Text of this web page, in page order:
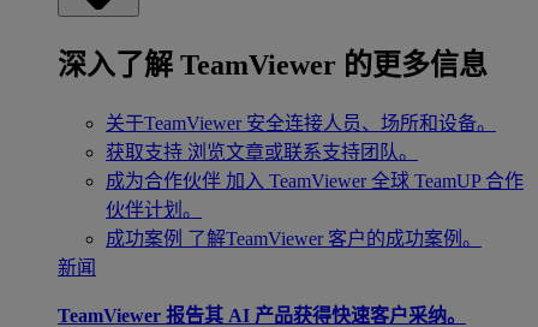
深入了解 TeamViewer 的更多信息
关于TeamViewer 安全连接人员、场所和设备。
获取支持 浏览文章或联系支持团队。
成为合作伙伴 加入 TeamViewer 全球 TeamUP 合作
伙伴计划。
成功案例 了解TeamViewer 客户的成功案例。
新闻
TeamViewer 报告其 AI 产品获得快速客户采纳。